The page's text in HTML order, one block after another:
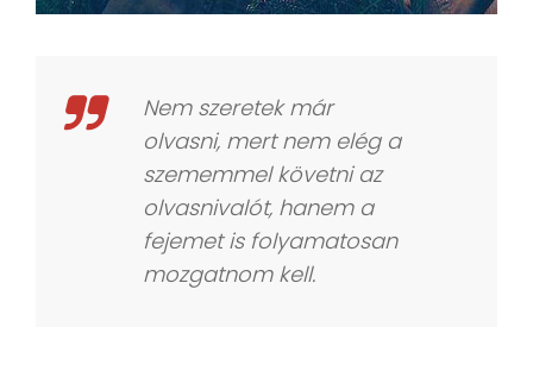
Nem szeretek már
olvasni, mert nem elég a
szememmel követni az
olvasnivalót, hanem a
fejemet is folyamatosan
mozgatnom kell.